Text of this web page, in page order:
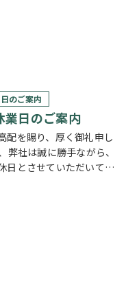
のご案内
日のご案内
配を賜り、厚く御礼申し
弊社は誠に勝手ながら、
日とさせていただいてお